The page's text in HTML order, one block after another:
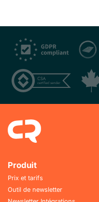
Produit
Prix et tarifs
Outil de newsletter